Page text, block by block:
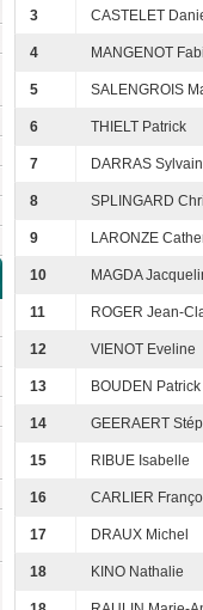
3 CASTELET
4 MANGENOT
5 SALENGROIS
6 THIELT Patrick
7 DARRAS
8 SPLINGARD
9 LARONZE
10 MAGDA
11 ROGER Jean-
12 VIENOT Eveline
13 BOUDEN Patrick
14 GEERAERT
15 RIBUE Isabelle
16 CARLIER
17 DRAUX Michel
18 KINO Nathalie